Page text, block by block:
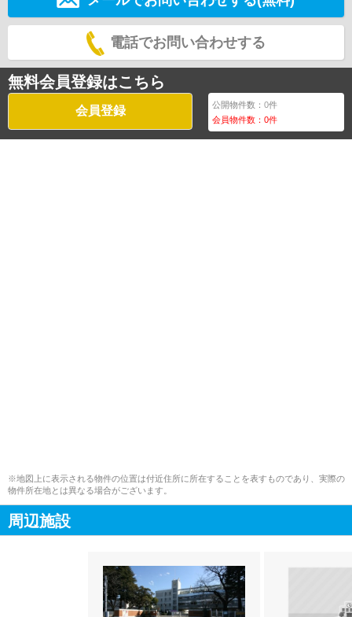
電話でお問い合わせする
無料会員登録はこちら
会員登録 公開物件数：0件
会員物件数：0件
※地図上に表示される物件の位置は付近住所に所在することを表すものであり、実際の
物件所在地とは異なる場合がございます。
周辺施設